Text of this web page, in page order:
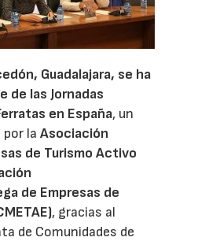
Guadalajara, se ha
de las Jornadas
en España, un
por laAsociación
de Turismo Activo
de Empresas de
, gracias al
de Comunidades de